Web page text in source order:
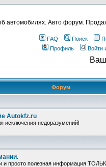
автомобилях. Авто форум.
FAQ Поиск
Профиль
Войти
Форум
Autokfz.ru
исключения недоразумений!
и просто полезная информация